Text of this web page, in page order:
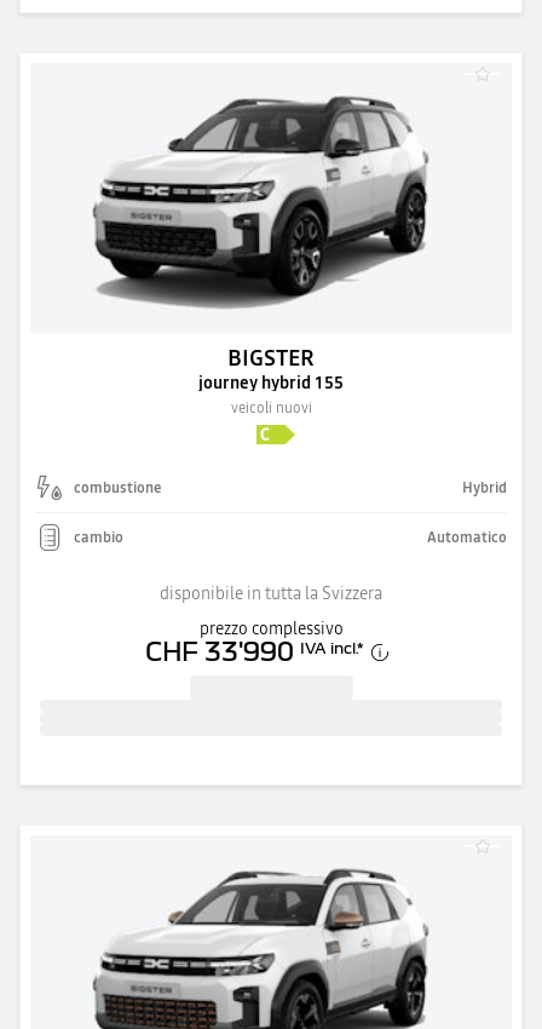
BIGSTER
journey hybrid 155
veicoli nuovi
combustione Hybrid
cambio Automatico
disponibile in tutta la Svizzera
prezzo complessivo
CHF 33'990 IVA incl.*